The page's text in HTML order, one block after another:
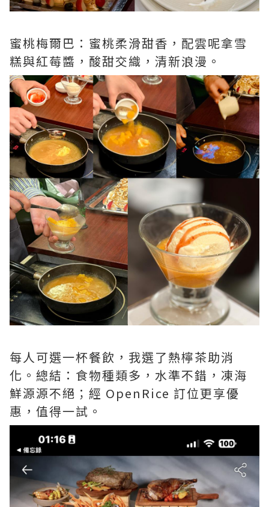
蜜桃梅爾巴：蜜桃柔滑甜香，配雲呢拿雪
糕與紅莓醬，酸甜交織，清新浪漫。
每人可選一杯餐飲，我選了熱檸茶助消
化。總結：食物種類多，水準不錯，凍海
鮮源源不絕；經 OpenRice 訂位更享優
惠，值得一試。